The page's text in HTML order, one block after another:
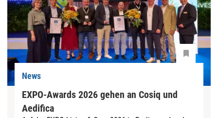
News
EXPO-Awards 2026 gehen an Cosiq und
Aedifica